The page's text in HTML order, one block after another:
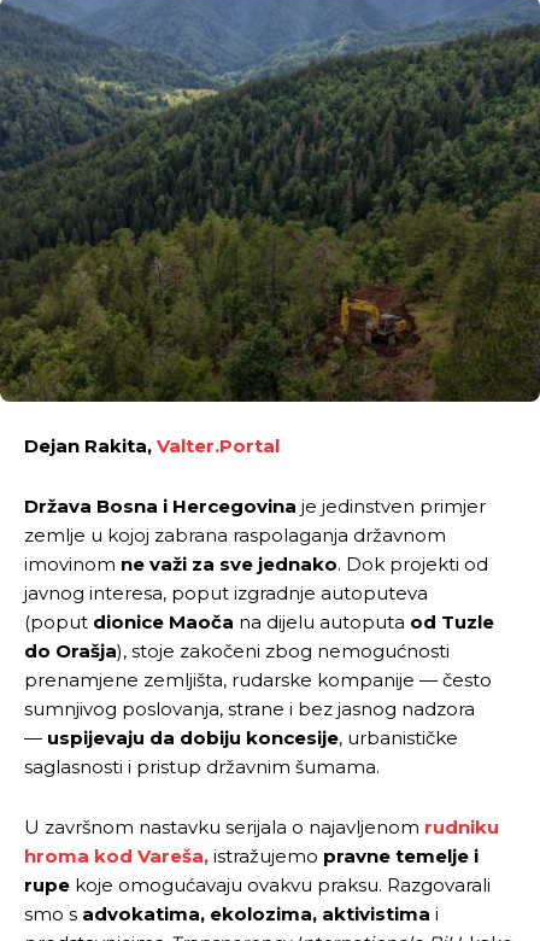
Dejan Rakita, Valter.Portal
Država Bosna i Hercegovina je jedinstven primjer
zemlje u kojoj zabrana raspolaganja državnom
imovinom ne važi za sve jednako. Dok projekti od
javnog interesa, poput izgradnje autoputeva
(poput dionice Maoča na dijelu autoputa od Tuzle
do Orašja), stoje zakočeni zbog nemogućnosti
prenamjene zemljišta, rudarske kompanije — često
sumnjivog poslovanja, strane i bez jasnog nadzora
— uspijevaju da dobiju koncesije, urbanističke
saglasnosti i pristup državnim šumama.
U završnom nastavku serijala o najavljenom rudniku
hroma kod Vareša, istražujemo pravne temelje i
rupe koje omogućavaju ovakvu praksu. Razgovarali
smo s advokatima, ekolozima, aktivistima i